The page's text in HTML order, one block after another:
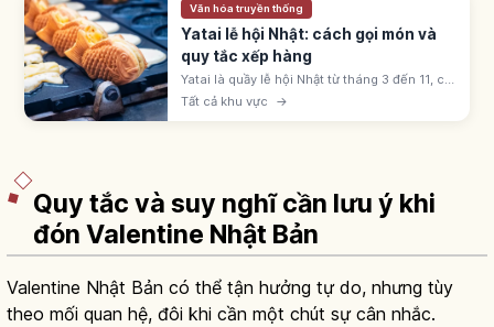
Văn hóa truyền thống
Yatai lễ hội Nhật: cách gọi món và
quy tắc xếp hàng
Yatai là quầy lễ hội Nhật từ tháng 3 đến 11, có
ringo-ame, yakisoba, takoyaki, kakigōri. Giá
300-500 yên; xếp hàng theo thứ tự và dịch
Tất cả khu vực →
Quy tắc và suy nghĩ cần lưu ý khi
đón Valentine Nhật Bản
Valentine Nhật Bản có thể tận hưởng tự do, nhưng tùy
theo mối quan hệ, đôi khi cần một chút sự cân nhắc.